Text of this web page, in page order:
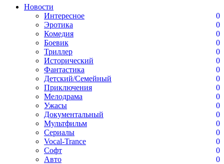
Новости
Интересное
0
Эротика
0
Комедия
0
Боевик
0
Триллер
0
Исторический
0
Фантастика
0
Детский/Семейный
0
Приключения
0
Мелодрама
0
Ужасы
0
Документальный
0
Мультфильм
0
Сериалы
0
Vocal-Trance
0
Софт
0
Авто
0